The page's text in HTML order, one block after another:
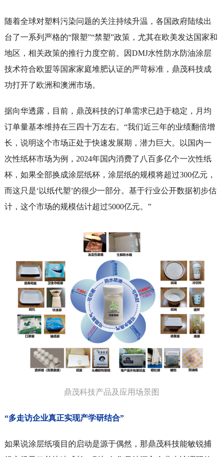
随着全球对塑料污染问题的关注持续升温，各国政府陆续出
台了一系列严格的“限塑”“禁塑”政策，尤其在欧美发达国家和
地区，相关政策的推行力度空前。因DMJ水性防水防油涂层
技术符合欧盟等国家家庭堆肥认证的严苛标准，鼎茂科技成
功打开了欧洲和澳洲市场。
据向华透露，目前，鼎茂科技的订单需求已趋于稳定，月均
订单量基本维持在三四十万左右。“我们近三年的业绩翻倍增
长，说明这个市场正处于快速发展期，潜力巨大。以国内一
次性纸杯市场为例，2024年国内消费了八百多亿个一次性纸
杯，如果全部换成涂层纸杯，涂层纸的规模将超过300亿元，
而这只是‘以纸代塑’的很少一部分。基于行业公开数据初步估
计，这个市场的规模估计超过5000亿元。”
鼎茂科技产品及应用场景图
“多走访企业真正实现产学研结合”
如果说涂层纸项目的启动是源于偶然，那鼎茂科技能敏锐捕